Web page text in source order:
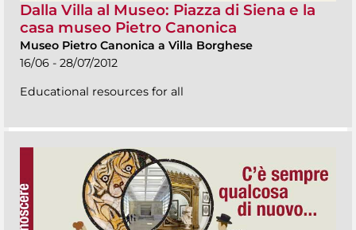
Dalla Villa al Museo: Piazza di Siena e la
casa museo Pietro Canonica
Museo Pietro Canonica a Villa Borghese
16/06 - 28/07/2012
Educational resources for all